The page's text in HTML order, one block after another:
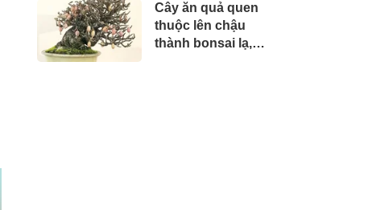
nhưng ít người
biết
Cây ăn quả quen
thuộc lên chậu
thành bonsai lạ,